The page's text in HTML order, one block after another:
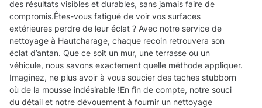
des résultats visibles et durables, sans jamais faire de
compromis.Êtes-vous fatigué de voir vos surfaces
extérieures perdre de leur éclat ? Avec notre service de
nettoyage à Hautcharage, chaque recoin retrouvera son
éclat d’antan. Que ce soit un mur, une terrasse ou un
véhicule, nous savons exactement quelle méthode appliquer.
Imaginez, ne plus avoir à vous soucier des taches stubborn
où de la mousse indésirable !En fin de compte, notre souci
du détail et notre dévouement à fournir un nettoyage